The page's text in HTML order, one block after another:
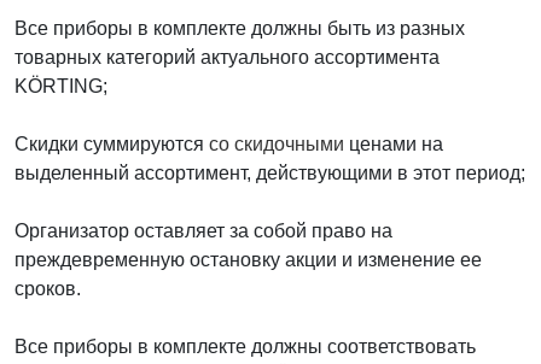
Все приборы в комплекте должны быть из разных
товарных категорий актуального ассортимента
KÖRTING;
Скидки суммируются со скидочными ценами на
выделенный ассортимент, действующими в этот период;
Организатор оставляет за собой право на
преждевременную остановку акции и изменение ее
сроков.
Все приборы в комплекте должны соответствовать